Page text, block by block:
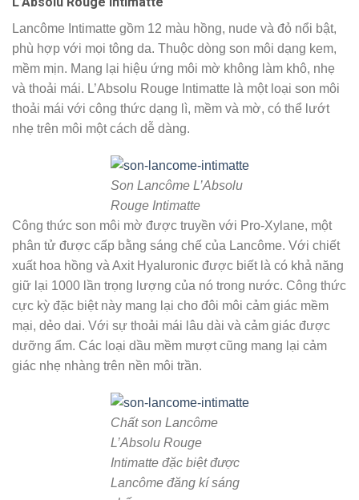
Lancôme Intimatte gồm 12 màu hồng, nude và đỏ nổi bật,
phù hợp với mọi tông da. Thuộc dòng son môi dạng kem,
mềm mịn. Mang lại hiệu ứng môi mờ không làm khô, nhẹ
và thoải mái. L’Absolu Rouge Intimatte là một loại son môi
thoải mái với công thức dạng lì, mềm và mờ, có thể lướt
nhẹ trên môi một cách dễ dàng.
Son Lancôme L’Absolu
Rouge Intimatte
Công thức son môi mờ được truyền với Pro-Xylane, một
phân tử được cấp bằng sáng chế của Lancôme. Với chiết
xuất hoa hồng và Axit Hyaluronic được biết là có khả năng
giữ lại 1000 lần trọng lượng của nó trong nước. Công thức
cực kỳ đặc biệt này mang lại cho đôi môi cảm giác mềm
mại, dẻo dai. Với sự thoải mái lâu dài và cảm giác được
dưỡng ẩm. Các loại dầu mềm mượt cũng mang lại cảm
giác nhẹ nhàng trên nền môi trần.
Chất son Lancôme
L’Absolu Rouge
Intimatte đặc biệt được
Lancôme đăng kí sáng